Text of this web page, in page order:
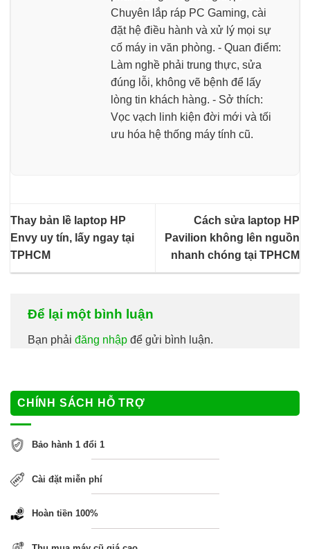
Chuyên lắp ráp PC Gaming, cài
đặt hệ điều hành và xử lý mọi sự
cố máy in văn phòng. - Quan điểm:
Làm nghề phải trung thực, sửa
đúng lỗi, không vẽ bệnh để lấy
lòng tin khách hàng. - Sở thích:
Vọc vạch linh kiện đời mới và tối
ưu hóa hệ thống máy tính cũ.
Thay bản lề laptop HP
Envy uy tín, lấy ngay tại
TPHCM
Cách sửa laptop HP
Pavilion không lên nguồn
nhanh chóng tại TPHCM
Để lại một bình luận
Bạn phải đăng nhập để gửi bình luận.
CHÍNH SÁCH HỖ TRỢ
Bảo hành 1 đổi 1
Cài đặt miễn phí
Hoàn tiền 100%